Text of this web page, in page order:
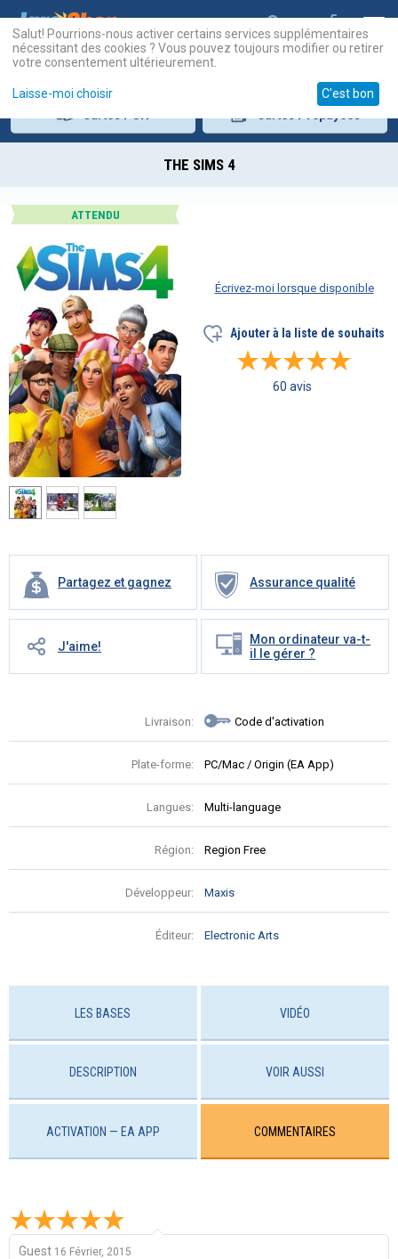
THE SIMS 4
ATTENDU
Partagez et gagnez Assurance qualité
J'aime!
Mon ordinateur va-t-
il le gérer ?
Livraison: Code d'activation
Plate-forme: PC/Mac / Origin (EA App)
Langues: Multi-language
Région: Region Free
Développeur: Maxis
Éditeur: Electronic Arts
Écrivez-moi lorsque disponible
Ajouter à la liste de souhaits
60 avis
LES BASES VIDÉO
DESCRIPTION VOIR AUSSI
ACTIVATION — EA APP COMMENTAIRES
Guest 16 Février, 2015
Salut! Pourrions-nous activer certains services supplémentaires
nécessitant des cookies ? Vous pouvez toujours modifier ou retirer
votre consentement ultérieurement.
Laisse-moi choisir C'est bon